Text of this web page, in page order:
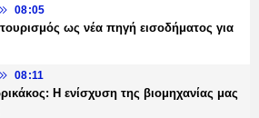
08:05
τουρισμός ως νέα πηγή εισοδήματος για
08:11
Η ενίσχυση της βιομηχανίας μας